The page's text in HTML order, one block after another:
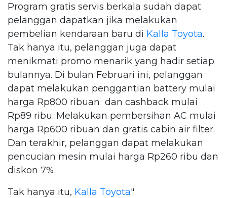
Program gratis servis berkala sudah dapat
pelanggan dapatkan jika melakukan
pembelian kendaraan baru di Kalla Toyota.
Tak hanya itu, pelanggan juga dapat
menikmati promo menarik yang hadir setiap
bulannya. Di bulan Februari ini, pelanggan
dapat melakukan penggantian battery mulai
harga Rp800 ribuan dan cashback mulai
Rp89 ribu. Melakukan pembersihan AC mulai
harga Rp600 ribuan dan gratis cabin air filter.
Dan terakhir, pelanggan dapat melakukan
pencucian mesin mulai harga Rp260 ribu dan
diskon 7%.
Tak hanya itu, Kalla Toyota"